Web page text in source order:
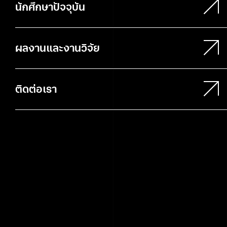
นักศึกษาปัจจุบัน
ผลงานและงานวิจัย
ติดต่อเรา